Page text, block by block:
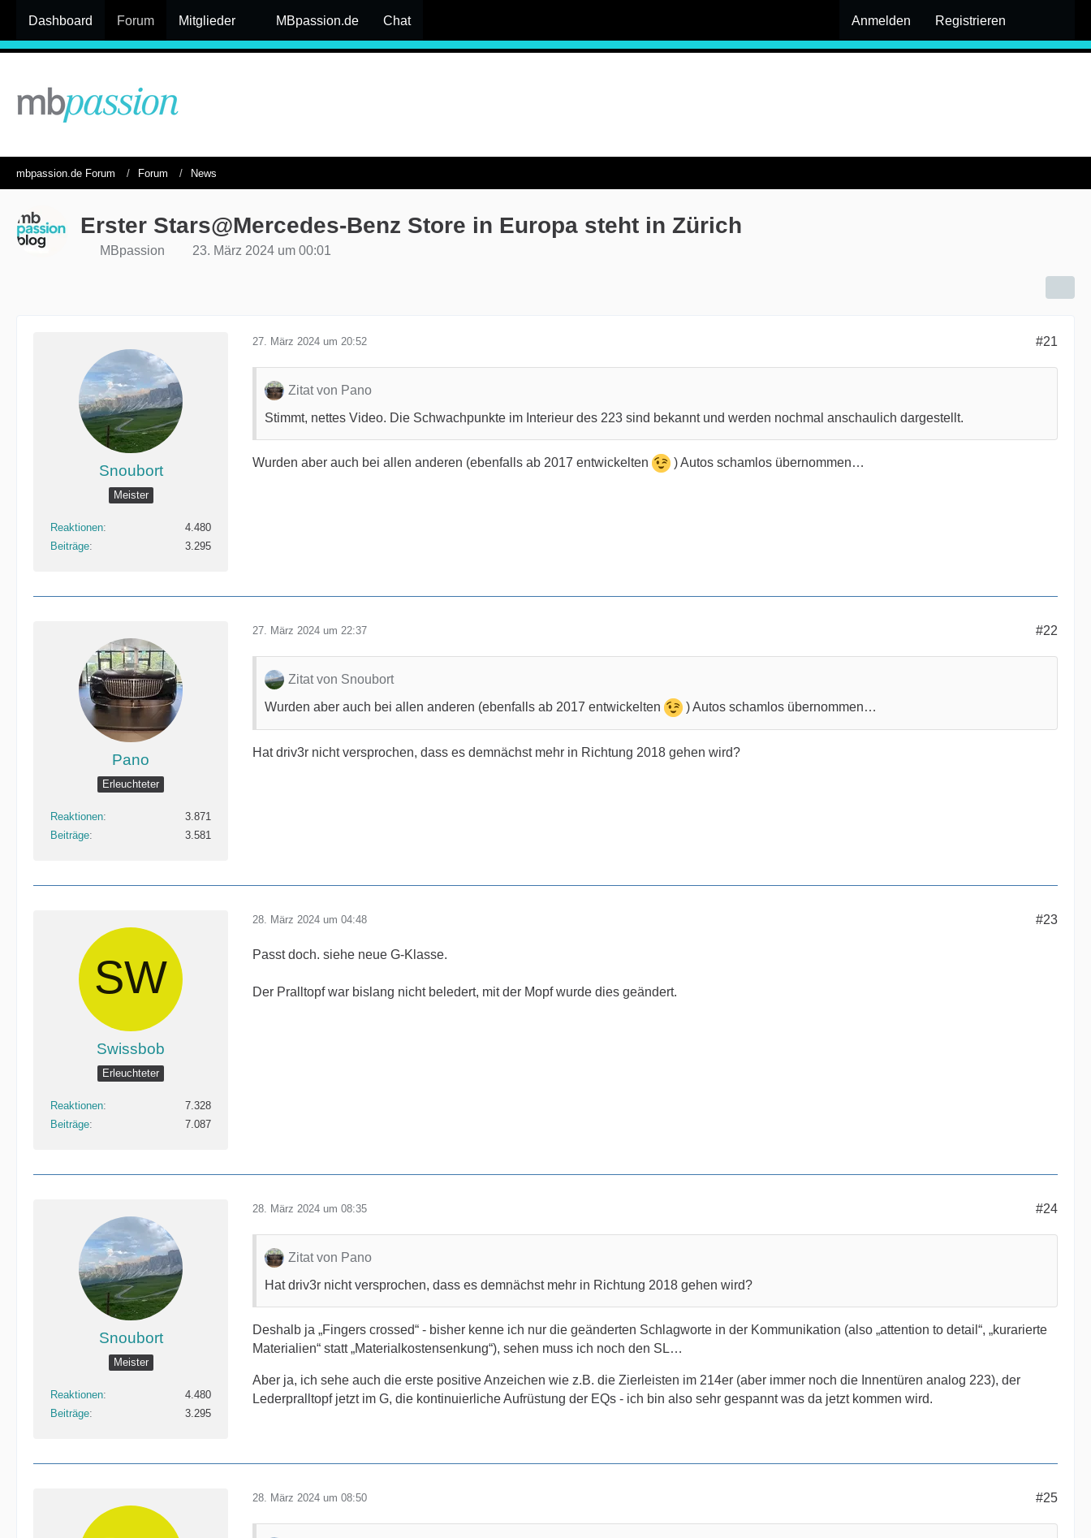
Dashboard Forum Mitglieder MBpassion.de Chat Anmelden Registrieren
mbpassion.de Forum Forum News
Erster Stars@Mercedes-Benz Store in Europa steht in Zürich
MBpassion 23. März 2024 um 00:01
Snoubort
Meister
Reaktionen
4.480
Beiträge
3.295
27. März 2024 um 20:52 #21
Zitat von Pano
Stimmt, nettes Video. Die Schwachpunkte im Interieur des 223 sind bekannt und werden nochmal anschaulich dargestellt.
Wurden aber auch bei allen anderen (ebenfalls ab 2017 entwickelten ) Autos schamlos übernommen…
Pano
Erleuchteter
Reaktionen
3.871
Beiträge
3.581
27. März 2024 um 22:37 #22
Zitat von Snoubort
Wurden aber auch bei allen anderen (ebenfalls ab 2017 entwickelten
) Autos schamlos übernommen…
Hat driv3r nicht versprochen, dass es demnächst mehr in Richtung 2018 gehen wird?
Swissbob
Erleuchteter
Reaktionen
7.328
Beiträge
7.087
28. März 2024 um 04:48 #23
Passt doch. siehe neue G-Klasse.
Der Pralltopf war bislang nicht beledert, mit der Mopf wurde dies geändert.
Snoubort
Meister
Reaktionen
4.480
Beiträge
3.295
28. März 2024 um 08:35 #24
Zitat von Pano
Hat driv3r nicht versprochen, dass es demnächst mehr in Richtung 2018 gehen wird?
Deshalb ja „Fingers crossed“ - bisher kenne ich nur die geänderten Schlagworte in der Kommunikation (also „attention to detail“, „kurarierte
Materialien“ statt „Materialkostensenkung“), sehen muss ich noch den SL…
Aber ja, ich sehe auch die erste positive Anzeichen wie z.B. die Zierleisten im 214er (aber immer noch die Innentüren analog 223), der
Lederpralltopf jetzt im G, die kontinuierliche Aufrüstung der EQs - ich bin also sehr gespannt was da jetzt kommen wird.
28. März 2024 um 08:50 #25